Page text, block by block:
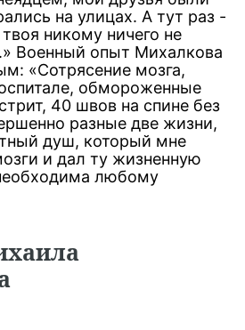
на улицах. А тут раз -
никому ничего не
Военный опыт Михалкова
«Сотрясение мозга,
обмороженные
40 швов на спине без
разные две жизни,
душ, который мне
и дал ту жизненную
любому